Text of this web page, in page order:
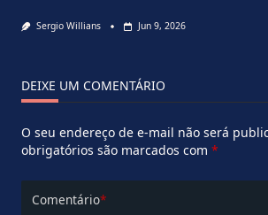
Sergio Willians Jun 9, 2026
DEIXE UM COMENTÁRIO
O seu endereço de e-mail não será
obrigatórios são marcados com *
Comentário*